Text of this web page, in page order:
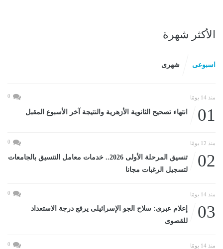
الأكثر شهرة
اسبوعى شهرى
منذ 14 يومًا 0
01 انتهاء تصحيح الثانوية الأزهرية والنتيجة آخر الأسبوع المقبل
منذ 12 يومًا 0
02
تنسيق المرحلة الأولى 2026.. خدمات معامل التنسيق بالجامعات
لتسجيل الرغبات مجانا
منذ 14 يومًا 0
03
إعلام عبرى: سلاح الجو الإسرائيلى يرفع درجة الاستعداد
للقصوى
منذ 14 يومًا 0